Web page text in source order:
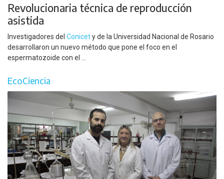
Revolucionaria técnica de reproducción
asistida
Investigadores del Conicety de la Universidad Nacional de Rosario
desarrollaron un nuevo método que pone el foco en el
espermatozoide con el ...
EcoCiencia